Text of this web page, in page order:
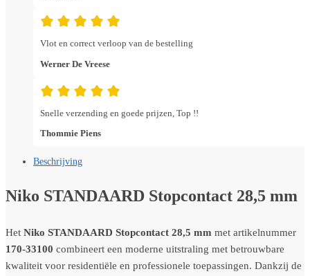
Vlot en correct verloop van de bestelling
Werner De Vreese
Snelle verzending en goede prijzen, Top !!
Thommie Piens
Beschrijving
Niko STANDAARD Stopcontact 28,5 mm
Het Niko STANDAARD Stopcontact 28,5 mm met artikelnummer
170-33100 combineert een moderne uitstraling met betrouwbare
kwaliteit voor residentiële en professionele toepassingen. Dankzij de